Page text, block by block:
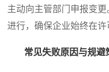
主动向主管部门申报变
进行，确保企业始终在许
常见失败原因与规避